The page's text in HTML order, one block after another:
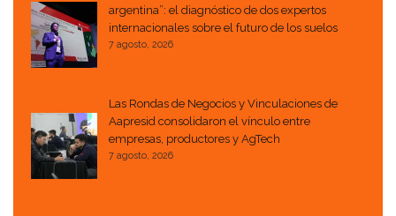
argentina”: el diagnóstico de dos expertos
internacionales sobre el futuro de los suelos
7 agosto, 2026
Las Rondas de Negocios y Vinculaciones de
Aapresid consolidaron el vínculo entre
empresas, productores y AgTech
7 agosto, 2026